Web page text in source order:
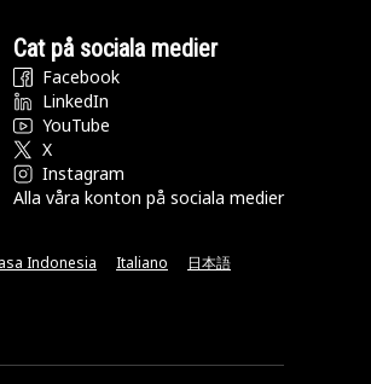
Cat på sociala medier
Facebook
LinkedIn
YouTube
X
Instagram
Alla våra konton på sociala medier
Indonesia Italiano 日本語